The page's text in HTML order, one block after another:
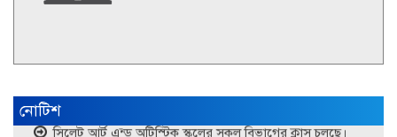
নোটিশ
সিলেট আর্ট এন্ড অটিস্টিক স্কুলের সকল বিভাগের ক্লাস চলছে।